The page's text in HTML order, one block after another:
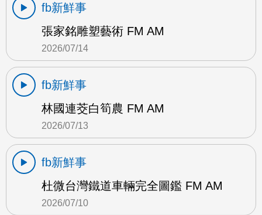
fb新鮮事
張家銘雕塑藝術 FM AM
2026/07/14
fb新鮮事
林國連茭白筍農 FM AM
2026/07/13
fb新鮮事
杜微台灣鐵道車輛完全圖鑑 FM AM
2026/07/10